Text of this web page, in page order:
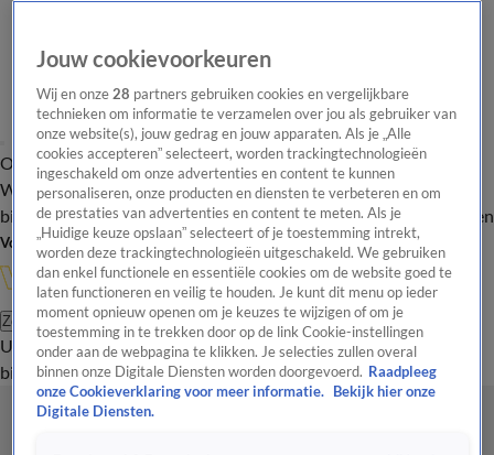
Overzicht Onze programma's Uitzendingen Onze gezichten
In de
WandelgangenInterviewsUitzending
bijwonenPodcastShopVeelgestelde vragenKijkersvraag insturen
Volg Vandaag Inside
Zoeken
UitzendingenVandaag InsideDe OranjezomerShopUitzending
bijwonen
Jouw cookievoorkeuren
Wij en onze28 partners gebruiken cookies en vergelijkbare
technieken om informatie te verzamelen over jou als gebruiker van
onze website(s), jouw gedrag en jouw apparaten. Als je „Alle
cookies accepteren” selecteert, worden trackingtechnologieën
ingeschakeld om onze advertenties en content te kunnen
personaliseren, onze producten en diensten te verbeteren en om
de prestaties van advertenties en content te meten. Als je
„Huidige keuze opslaan” selecteert of je toestemming intrekt,
worden deze trackingtechnologieën uitgeschakeld. We gebruiken
dan enkel functionele en essentiële cookies om de website goed te
laten functioneren en veilig te houden. Je kunt dit menu op ieder
moment opnieuw openen om je keuzes te wijzigen of om je
toestemming in te trekken door op de link Cookie-instellingen
onder aan de webpagina te klikken. Je selecties zullen overal
binnen onze Digitale Diensten worden doorgevoerd. Raadpleeg
onze Cookieverklaring voor meer informatie.
Bekijk hier onze
Digitale Diensten.